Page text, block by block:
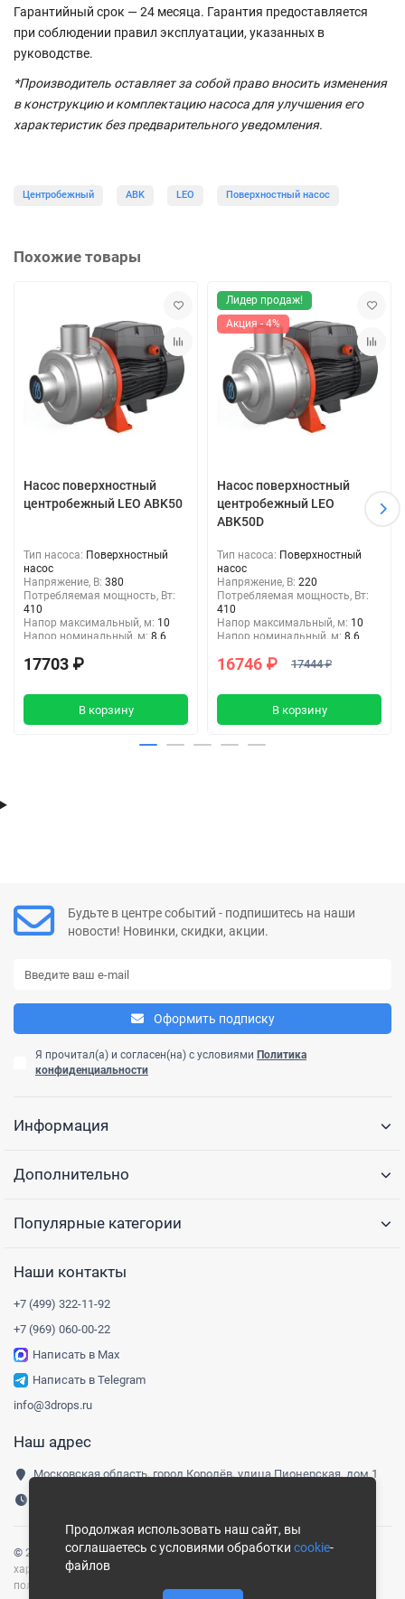
Гарантийный срок — 24 месяца. Гарантия предоставляется
при соблюдении правил эксплуатации, указанных в
руководстве.
*Производитель оставляет за собой право вносить изменения
в конструкцию и комплектацию насоса для улучшения его
характеристик без предварительного уведомления.
Центробежный ABK LEO Поверхностный насос
Похожие товары
Насос поверхностный
центробежный LEO ABK50
Тип насоса: Поверхностный
насос
Напряжение, В: 380
Потребляемая мощность, Вт:
410
Напор максимальный, м: 10
Напор номинальный, м: 8.6
1/4"
17703 ₽
В корзину
Лидер продаж!
Акция - 4%
Насос поверхностный
центробежный LEO
ABK50D
Тип насоса: Поверхностный
насос
Напряжение, В: 220
Потребляемая мощность, Вт:
410
Напор максимальный, м: 10
Напор номинальный, м: 8.6
1/4"
16746 ₽ 17444 ₽
В корзину
Будьте в центре событий - подпишитесь на наши
новости! Новинки, скидки, акции.
Оформить подписку
Я прочитал(а) и согласен(на) с условиями Политика
конфиденциальности
Информация
Дополнительно
Популярные категории
Наши контакты
+7 (499) 322-11-92
+7 (969) 060-00-22
Написать в Max
Написать в Telegram
info@3drops.ru
Наш адрес
Московская область, город Королёв, улица Пионерская, дом 1
© 2016- 2026 Три капли| Карта сайта Сайт носит информационный
характер и не является публичной офертой, определяемой
положениями ст. 437 ГК РФ.
Продолжая использовать наш сайт, вы
соглашаетесь с условиями обработки cookie-
файлов